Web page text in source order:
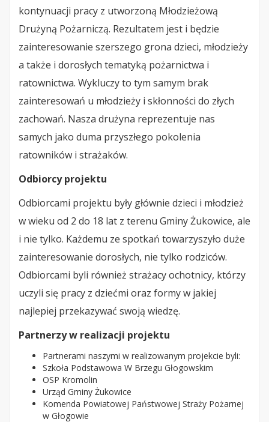
kontynuacji pracy z utworzoną Młodzieżową
Drużyną Pożarniczą. Rezultatem jest i będzie
zainteresowanie szerszego grona dzieci, młodzieży
a także i dorosłych tematyką pożarnictwa i
ratownictwa. Wykluczy to tym samym brak
zainteresowań u młodzieży i skłonności do złych
zachowań. Nasza drużyna reprezentuje nas
samych jako duma przyszłego pokolenia
ratowników i strażaków.
Odbiorcy projektu
Odbiorcami projektu były głównie dzieci i młodzież
w wieku od 2 do 18 lat z terenu Gminy Żukowice, ale
i nie tylko. Każdemu ze spotkań towarzyszyło duże
zainteresowanie dorosłych, nie tylko rodziców.
Odbiorcami byli również strażacy ochotnicy, którzy
uczyli się pracy z dziećmi oraz formy w jakiej
najlepiej przekazywać swoją wiedzę.
Partnerzy w realizacji projektu
Partnerami naszymi w realizowanym projekcie byli:
Szkoła Podstawowa W Brzegu Głogowskim
OSP Kromolin
Urząd Gminy Żukowice
Komenda Powiatowej Państwowej Straży Pożarnej
w Głogowie